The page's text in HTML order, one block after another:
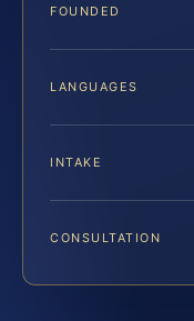
FOUNDED
LANGUAGES
INTAKE
CONSULTATION